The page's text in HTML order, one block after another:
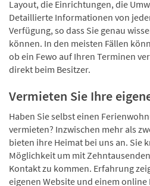
Layout, die Einrichtungen, die
Detaillierte Informationen von
Verfügung, so dass Sie genau
können. In den meisten Fällen
ob ein Fewo auf Ihren Terminen
direkt beim Besitzer.
Vermieten Sie Ihre
Haben Sie selbst einen
vermieten? Inzwischen mehr als
bieten ihre Heimat bei uns an. Sie
Möglichkeit um mit
Kontakt zu kommen. Erfahrung
eigenen Website und einem